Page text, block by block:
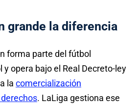
grande la diferencia
forma parte del fútbol
y opera bajo el Real Decreto-ley
la comercialización
. LaLiga gestiona ese